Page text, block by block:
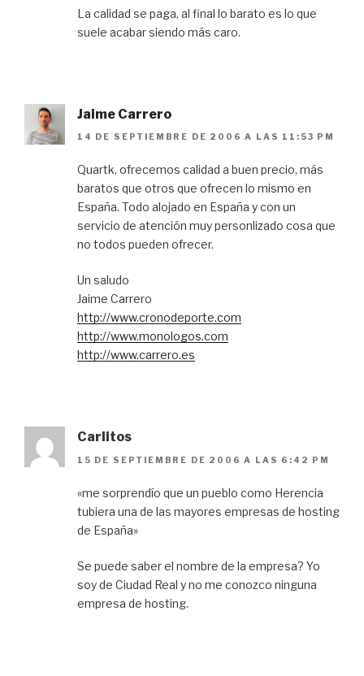
La calidad se paga, al final lo barato es lo que
suele acabar siendo más caro.
Jaime Carrero
14 DE SEPTIEMBRE DE 2006 A LAS 11:53 PM
Quartk, ofrecemos calidad a buen precio, más
baratos que otros que ofrecen lo mismo en
España. Todo alojado en España y con un
servicio de atención muy personlizado cosa que
no todos pueden ofrecer.
Un saludo
Jaime Carrero
http://www.cronodeporte.com
http://www.monologos.com
http://www.carrero.es
Carlitos
15 DE SEPTIEMBRE DE 2006 A LAS 6:42 PM
«me sorprendío que un pueblo como Herencia
tubiera una de las mayores empresas de hosting
de España»
Se puede saber el nombre de la empresa? Yo
soy de Ciudad Real y no me conozco ninguna
empresa de hosting.